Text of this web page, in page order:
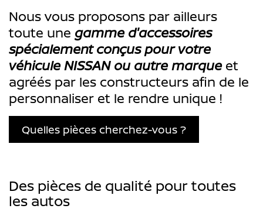
Nous vous proposons par ailleurs
toute une gamme d'accessoires
spécialement conçus pour votre
véhicule NISSAN ou autre marqueet
agréés par les constructeurs afin de le
personnaliser et le rendre unique !
Quelles pièces cherchez-vous ?
Des pièces de qualité pour toutes
les autos